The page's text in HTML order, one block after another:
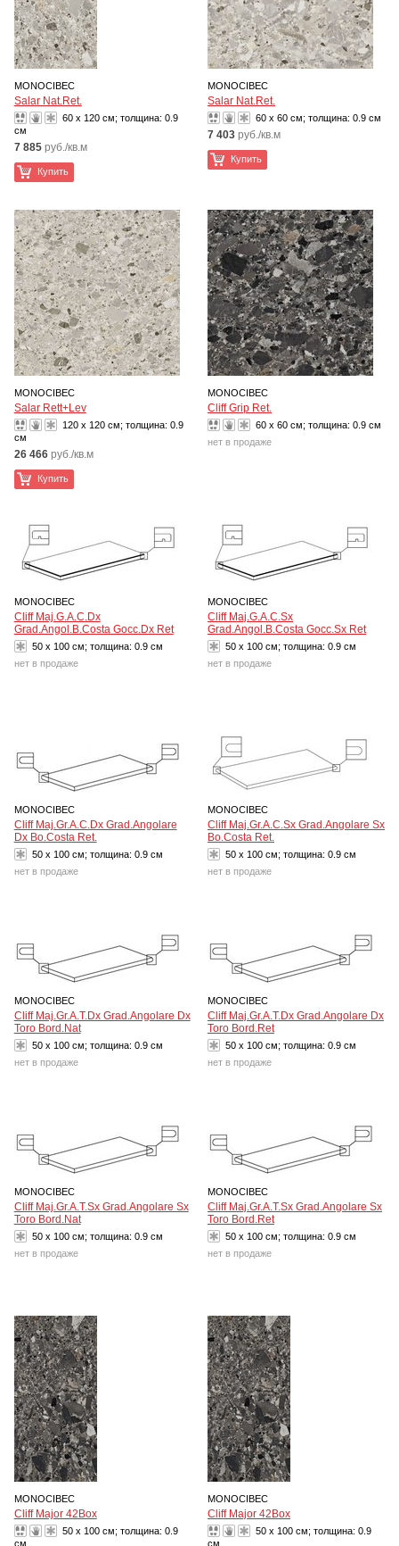
MONOCIBEC
Salar Nat.Ret.
60 x 120 см; толщина: 0.9
см
7 885 руб./кв.м
Купить
MONOCIBEC
Salar Nat.Ret.
60 x 60 см; толщина: 0.9 см
7 403 руб./кв.м
Купить
MONOCIBEC
Salar Rett+Lev
120 x 120 см; толщина: 0.9
см
26 466 руб./кв.м
Купить
MONOCIBEC
Cliff Grip Ret.
60 x 60 см; толщина: 0.9 см
нет в продаже
MONOCIBEC
Cliff Maj.G.A.C.Dx
Grad.Angol.B.Costa Gocc.Dx Ret
50 x 100 см; толщина: 0.9 см
нет в продаже
MONOCIBEC
Cliff Maj.G.A.C.Sx
Grad.Angol.B.Costa Gocc.Sx Ret
50 x 100 см; толщина: 0.9 см
нет в продаже
MONOCIBEC
Cliff Maj.Gr.A.C.Dx Grad.Angolare
Dx Bo.Costa Ret.
50 x 100 см; толщина: 0.9 см
нет в продаже
MONOCIBEC
Cliff Maj.Gr.A.C.Sx Grad.Angolare Sx
Bo.Costa Ret.
50 x 100 см; толщина: 0.9 см
нет в продаже
MONOCIBEC
Cliff Maj.Gr.A.T.Dx Grad.Angolare Dx
Toro Bord.Nat
50 x 100 см; толщина: 0.9 см
нет в продаже
MONOCIBEC
Cliff Maj.Gr.A.T.Dx Grad.Angolare Dx
Toro Bord.Ret
50 x 100 см; толщина: 0.9 см
нет в продаже
MONOCIBEC
Cliff Maj.Gr.A.T.Sx Grad.Angolare Sx
Toro Bord.Nat
50 x 100 см; толщина: 0.9 см
нет в продаже
MONOCIBEC
Cliff Maj.Gr.A.T.Sx Grad.Angolare Sx
Toro Bord.Ret
50 x 100 см; толщина: 0.9 см
нет в продаже
MONOCIBEC
Cliff Major 42Box
50 x 100 см; толщина: 0.9
см
MONOCIBEC
Cliff Major 42Box
50 x 100 см; толщина: 0.9
см